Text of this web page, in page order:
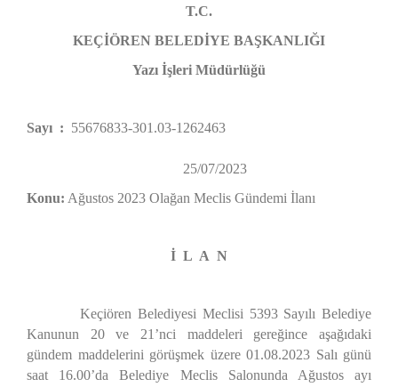
T.C.
KEÇİÖREN BELEDİYE BAŞKANLIĞI
Yazı İşleri Müdürlüğü
Sayı : 55676833-301.03-1262463
25/07/2023
Konu: Ağustos 2023 Olağan Meclis Gündemi İlanı
İ L A N
Keçiören Belediyesi Meclisi 5393 Sayılı Belediye
Kanunun 20 ve 21’nci maddeleri gereğince aşağıdaki
gündem maddelerini görüşmek üzere 01.08.2023 Salı günü
saat 16.00’da Belediye Meclis Salonunda Ağustos ayı